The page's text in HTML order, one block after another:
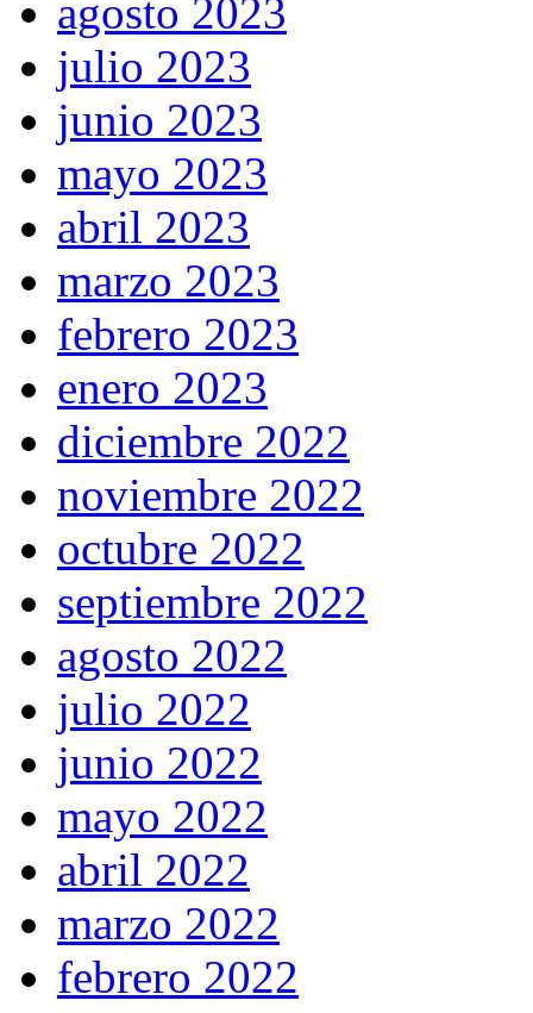
agosto 2023
julio 2023
junio 2023
mayo 2023
abril 2023
marzo 2023
febrero 2023
enero 2023
diciembre 2022
noviembre 2022
octubre 2022
septiembre 2022
agosto 2022
julio 2022
junio 2022
mayo 2022
abril 2022
marzo 2022
febrero 2022